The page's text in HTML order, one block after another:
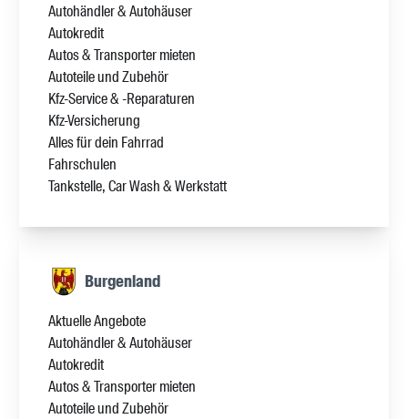
Autohändler & Autohäuser
Autokredit
Autos & Transporter mieten
Autoteile und Zubehör
Kfz-Service & -Reparaturen
Kfz-Versicherung
Alles für dein Fahrrad
Fahrschulen
Tankstelle, Car Wash & Werkstatt
Burgenland
Aktuelle Angebote
Autohändler & Autohäuser
Autokredit
Autos & Transporter mieten
Autoteile und Zubehör